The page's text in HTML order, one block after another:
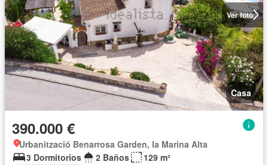
Ver foto
Casa
390.000 €
Urbanització Benarrosa Garden, la Marina Alta
3 Dormitorios
2 Baños
129 m²